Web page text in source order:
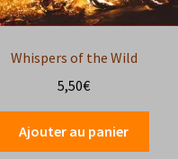
Whispers of the Wild
5,50€
Ajouter au panier